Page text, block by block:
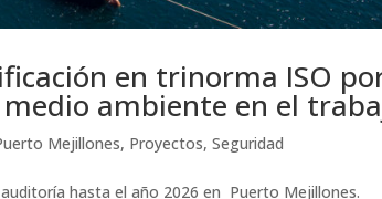
en trinorma ISO
ambiente en el
Mejillones, Proyectos,Seguridad
hasta el año 2026 en Puerto Mejillones.